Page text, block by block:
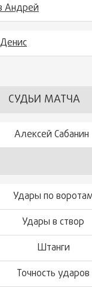
Андрей
СУДЬИ МАТЧА
Алексей Сабанин
Удары по
Удары в створ
Штанги
Точность ударов